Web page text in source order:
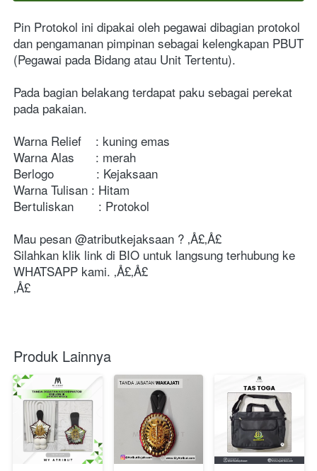
Pin Protokol ini dipakai oleh pegawai dibagian protokol
dan pengamanan pimpinan sebagai kelengkapan PBUT
(Pegawai pada Bidang atau Unit Tertentu).
Pada bagian belakang terdapat paku sebagai perekat
pada pakaian.
Warna Relief    : kuning emas
Warna Alas      : merah
Berlogo            : Kejaksaan
Warna Tulisan : Hitam
Bertuliskan       : Protokol
Mau pesan @atributkejaksaan ? ‚Å£‚Å£
Silahkan klik link di BIO untuk langsung terhubung ke
WHATSAPP kami. ‚Å£‚Å£
‚Å£
Produk Lainnya